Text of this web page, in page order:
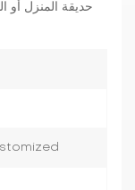
حديقة المنزل أو